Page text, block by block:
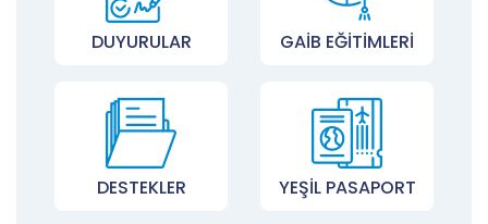
DUYURULAR GAİB EĞİTİMLERİ
DESTEKLER YEŞİL PASAPORT